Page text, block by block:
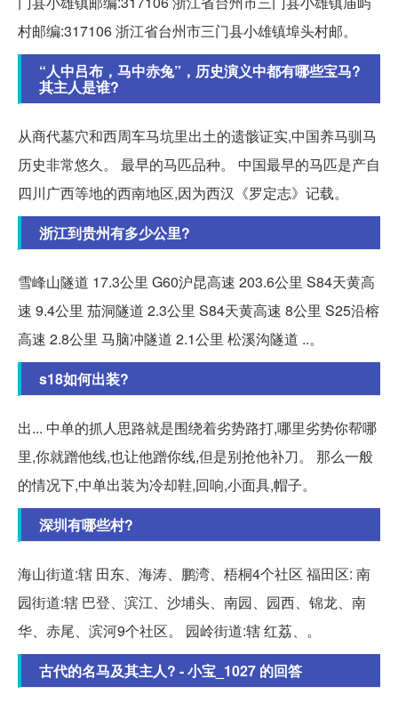
村邮编:317106 浙江省台州市三门县小雄镇埠头村邮。
“人中吕布，马中赤兔”，历史演义中都有哪些宝马?
其主人是谁?
从商代墓穴和西周车马坑里出土的遗骸证实,中国养马驯马
历史非常悠久。 最早的马匹品种。 中国最早的马匹是产自
四川广西等地的西南地区,因为西汉《罗定志》记载。
浙江到贵州有多少公里?
雪峰山隧道 17.3公里 G60沪昆高速 203.6公里 S84天黄高
速 9.4公里 茄洞隧道 2.3公里 S84天黄高速 8公里 S25沿榕
高速 2.8公里 马脑冲隧道 2.1公里 松溪沟隧道 ..。
s18如何出装?
出... 中单的抓人思路就是围绕着劣势路打,哪里劣势你帮哪
里,你就蹭他线,也让他蹭你线,但是别抢他补刀。 那么一般
的情况下,中单出装为冷却鞋,回响,小面具,帽子。
深圳有哪些村?
海山街道:辖 田东、海涛、鹏湾、梧桐4个社区 福田区: 南
园街道:辖 巴登、滨江、沙埔头、南园、园西、锦龙、南
华、赤尾、滨河9个社区。 园岭街道:辖 红荔、。
古代的名马及其主人? - 小宝_1027 的回答